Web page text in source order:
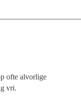
ofte alvorlige
vri.